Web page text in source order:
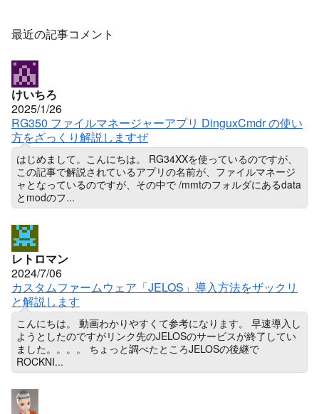
最近の記事コメント
けいちろ
2025/1/26
RG350 ファイルマネージャーアプリ DinguxCmdr の使い
方をざっくり解説しますぜ
はじめまして。こんにちは。 RG34XXを使っているのですが、
この記事で解説されているアプリの名前が、ファイルマネージ
ャとなっているのですが、その中で /mmtのフォルダにあるdata
とmodのフ...
レトロマン
2024/7/06
カスタムファームウェア「JELOS」導入方法をザックリ
と解説します
こんにちは。 動画わかりやすくて参考になります。 早速導入し
ようとしたのですがリンク先のJELOSのサービスが終了してい
ました。。。。 ちょっと調べたところJELOSの後継で
ROCKNI...